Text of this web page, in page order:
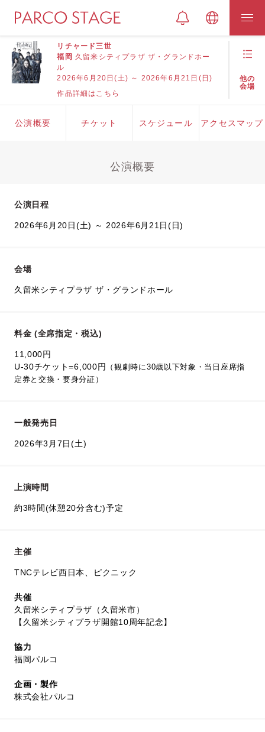
リチャード三世
福岡 久留米シティプラザ ザ・グランドホー
ル
2026年6月20日(土) ～ 2026年6月21日(日)
作品詳細はこちら
他の
会場
公演概要 チケット スケジュール アクセスマップ
公演概要
公演日程
2026年6月20日(土) ～ 2026年6月21日(日)
会場
久留米シティプラザ ザ・グランドホール
料金 (全席指定・税込)
11,000円
U-30チケット=6,000円
（観劇時に30歳以下対象・当日座席指
定券と交換・要身分証）
一般発売日
2026年3月7日(土)
上演時間
約3時間(休憩20分含む)予定
主催
TNCテレビ西日本、ピクニック
共催
久留米シティプラザ（久留米市）
【久留米シティプラザ開館10周年記念】
協力
福岡パルコ
企画・製作
株式会社パルコ